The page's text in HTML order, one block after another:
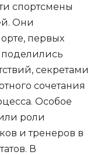
спортсмены
Они
первых
поделились
секретами
сочетания
Особое
роли
и тренеров в
В